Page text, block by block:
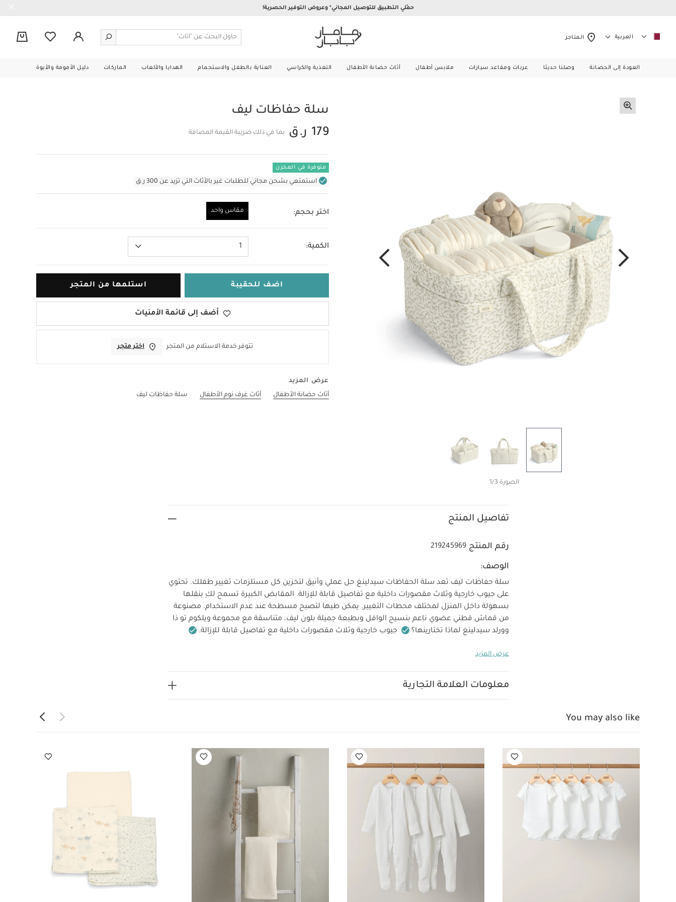
حمّلي التطبيق للتوصيل المجاني* وعروض التوفير الحصرية!
العربية المتاجر
العودة إلى الحضانة وصلنا حديثا عربات ومقاعد سيارات ملابس أطفال أثاث حضانة الأطفال التغذية والكراسي العناية بالطفل والاستحمام الهدايا والألعاب الماركات دليل الأمومة والأبوة
الصورة 1/3
سلة حفاظات ليف
179 ر.ق
بما في ذلك ضريبة القيمة المضافة
متوفرة في المخزن
استمتعي بشحن مجاني للطلبات غير بالأثاث التي تزيد عن 300 ر.ق
اختر بحجم: مقاس واحد
الكمية: 1
اضف للحقيبة استلمها من المتجر
أضف إلى قائمة الأمنيات
تتوفر خدمة الاستلام من المتجر اختر متجر
عرض المزيد
أثاث حضانة الأطفال
أثاث غرف نوم الأطفال سلة حفاظات ليف
تفاصيل المنتج
رقم المنتج 219245969
الوصف:
سلة حفاظات ليف تعد سلة الحفاظات سيدلينغ حل عملي وأنيق لتخزين كل مستلزمات تغيير طفلك. تحتوي
على جيوب خارجية وثلاث مقصورات داخلية مع تفاصيل قابلة للإزالة. المقابض الكبيرة تسمح لكِ بنقلها
بسهولة داخل المنزل لمختلف محطات التغيير. يمكن طيها لتصبح مسطحة عند عدم الاستخدام. مصنوعة
من قماش قطني عضوي ناعم بنسيج الوافل وبطبعة جميلة بلون ليف، متناسقة مع مجموعة ويلكوم تو ذا
وورلد سيدلينغ لماذا تختارينها؟
جيوب خارجية وثلاث مقصورات داخلية مع تفاصيل قابلة للإزالة.
حسب الحاجة.
لتسهيل الحمل والتنقل داخل المنزل بسهولة.
الأبعاد 37 × 20 × 7 سم
عرض المزيد
معلومات العلامة التجارية
You may also like